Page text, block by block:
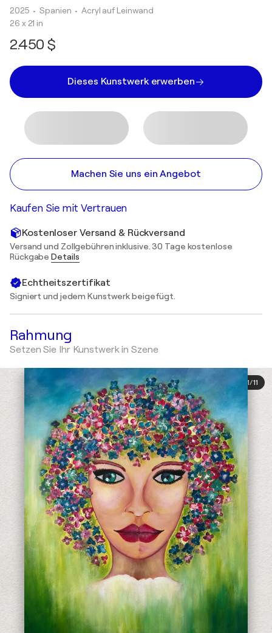
2025 • Spanien • Acryl auf Leinwand
26 x 21 in
2.450 $
Dieses Kunstwerk erwerben
Machen Sie uns ein Angebot
Kaufen Sie mit Vertrauen
Kostenloser Versand & Rückversand
Versand und Zollgebühren inklusive. 30 Tage kostenlose
RückgabeDetails
Echtheitszertifikat
Signiert und jedem Kunstwerk beigefügt.
Rahmung
Setzen Sie Ihr Kunstwerk in Szene
1/11